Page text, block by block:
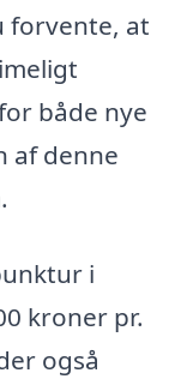
forvente, at
både nye
af denne
i
kroner pr.
også